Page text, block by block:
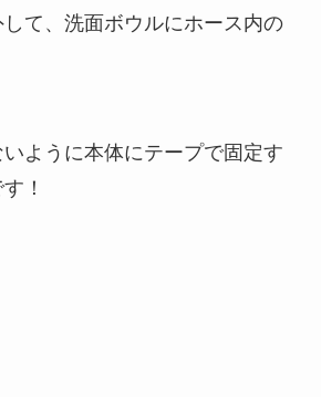
て、洗面ボウルにホース内の
ように本体にテープで固定す
！